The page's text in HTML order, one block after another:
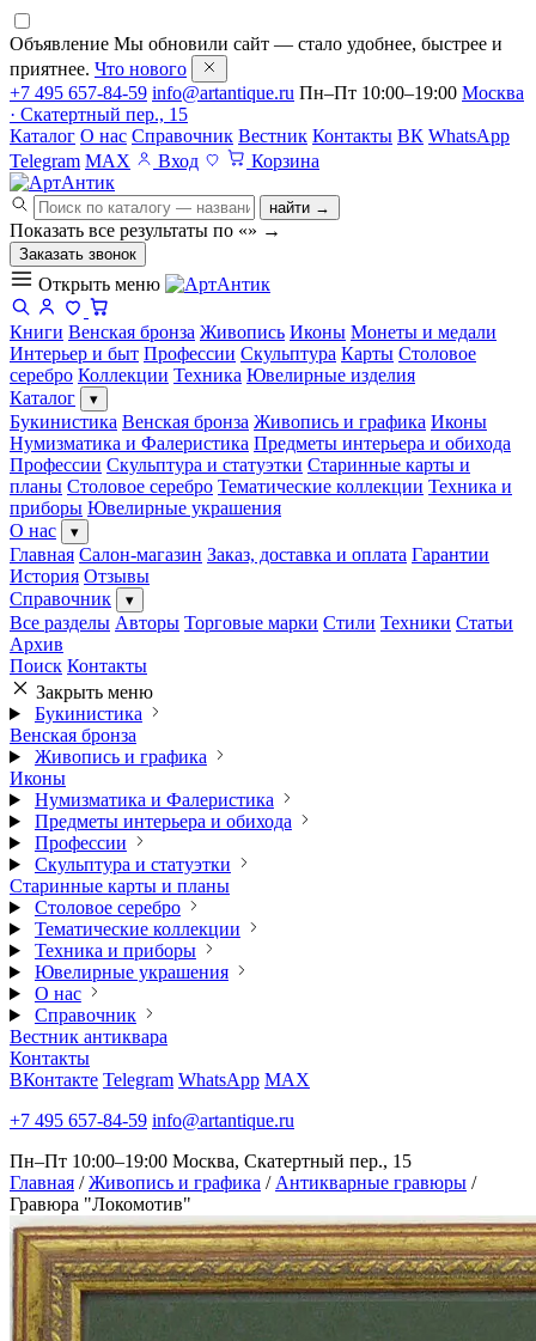
Объявление Мы обновили сайт — стало удобнее, быстрее и
приятнее. Что нового
+7 495 657-84-59 info@artantique.ru Пн–Пт 10:00–19:00 Москва
· Скатертный пер., 15
Каталог О нас Справочник Вестник Контакты ВК WhatsApp
Telegram MAX Вход Корзина
найти →
Показать все результаты по «» →
Заказать звонок
Открыть меню
Книги Венская бронза Живопись Иконы Монеты и медали
Интерьер и быт Профессии Скульптура Карты Столовое
серебро Коллекции Техника Ювелирные изделия
Каталог
▾
Букинистика Венская бронза Живопись и графика Иконы
Нумизматика и Фалеристика Предметы интерьера и обихода
Профессии Скульптура и статуэтки Старинные карты и
планы Столовое серебро Тематические коллекции Техника и
приборы Ювелирные украшения
О нас
▾
Главная Салон-магазин Заказ, доставка и оплата Гарантии
История Отзывы
Справочник
▾
Все разделы Авторы Торговые марки Стили Техники Статьи
Архив
Поиск Контакты
Закрыть меню
Букинистика
Венская бронза
Живопись и графика
Иконы
Нумизматика и Фалеристика
Предметы интерьера и обихода
Профессии
Скульптура и статуэтки
Старинные карты и планы
Столовое серебро
Тематические коллекции
Техника и приборы
Ювелирные украшения
О нас
Справочник
Вестник антиквара
Контакты
ВКонтакте Telegram WhatsApp MAX
+7 495 657-84-59 info@artantique.ru
Пн–Пт 10:00–19:00 Москва, Скатертный пер., 15
Главная / Живопись и графика / Антикварные гравюры /
Гравюра "Локомотив"